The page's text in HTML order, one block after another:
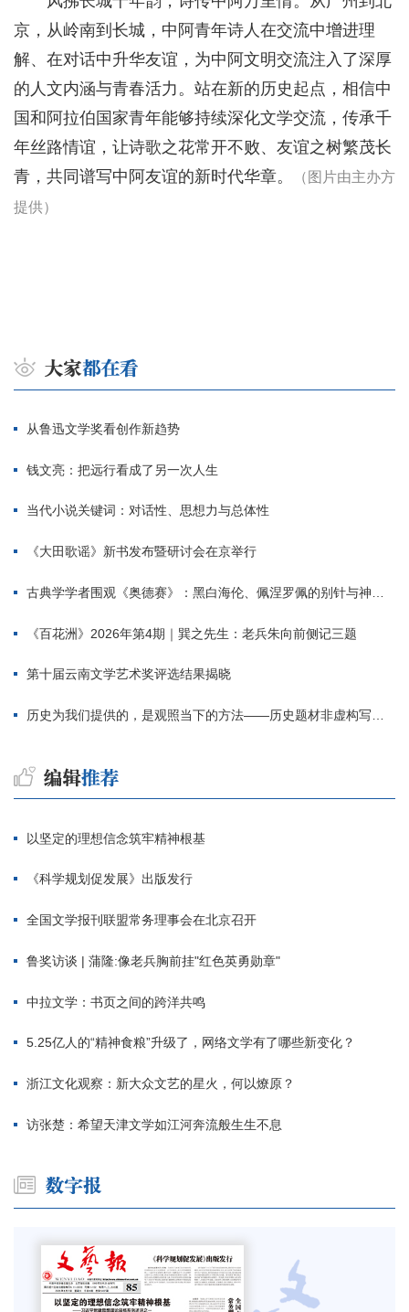
京，从岭南到长城，中阿青年诗人在交流中增进理
解、在对话中升华友谊，为中阿文明交流注入了深厚
的人文内涵与青春活力。站在新的历史起点，相信中
国和阿拉伯国家青年能够持续深化文学交流，传承千
年丝路情谊，让诗歌之花常开不败、友谊之树繁茂长
青，共同谱写中阿友谊的新时代华章。
（图片由主办方
提供）
从鲁迅文学奖看创作新趋势
钱文亮：把远行看成了另一次人生
当代小说关键词：对话性、思想力与总体性
《大田歌谣》新书发布暨研讨会在京举行
古典学学者围观《奥德赛》：黑白海伦、佩涅罗佩的别针与神秘入侵者
《百花洲》2026年第4期｜巽之先生：老兵朱向前侧记三题
第十届云南文学艺术奖评选结果揭晓
历史为我们提供的，是观照当下的方法——历史题材非虚构写作多人谈
以坚定的理想信念筑牢精神根基
《科学规划促发展》出版发行
全国文学报刊联盟常务理事会在北京召开
鲁奖访谈 | 蒲隆:像老兵胸前挂"红色英勇勋章"
中拉文学：书页之间的跨洋共鸣
5.25亿人的“精神食粮”升级了，网络文学有了哪些新变化？
浙江文化观察：新大众文艺的星火，何以燎原？
访张楚：希望天津文学如江河奔流般生生不息